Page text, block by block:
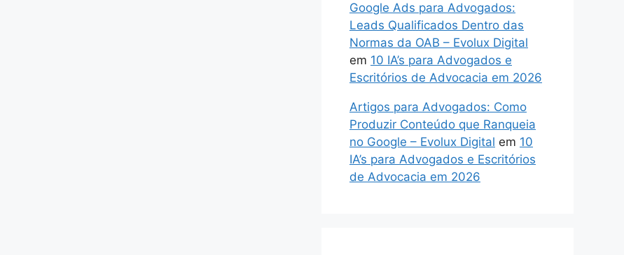
Google Ads para Advogados:
Leads Qualificados Dentro das
Normas da OAB – Evolux Digital
em 10 IA’s para Advogados e
Escritórios de Advocacia em 2026
Artigos para Advogados: Como
Produzir Conteúdo que Ranqueia
no Google – Evolux Digital em 10
IA’s para Advogados e Escritórios
de Advocacia em 2026